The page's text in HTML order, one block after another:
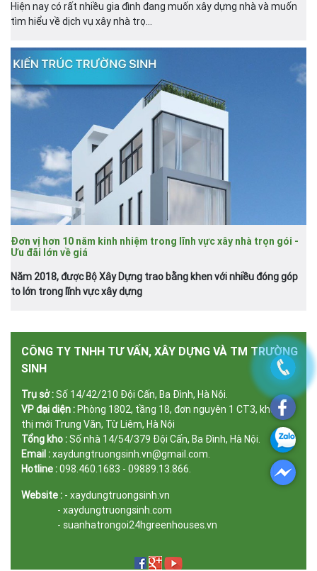
Hiện nay có rất nhiều gia đình đang muốn xây dựng nhà và muốn
tìm hiểu về dịch vụ xây nhà trọ...
Đơn vị hơn 10 năm kinh nhiệm trong lĩnh vực xây nhà trọn gói -
Ưu đãi lớn về giá
Năm 2018, được Bộ Xây Dựng trao bằng khen với nhiều đóng góp
to lớn trong lĩnh vực xây dựng
CÔNG TY TNHH TƯ VẤN, XÂY DỰNG VÀ TM TRƯỜNG
SINH
Trụ sở :Số 14/42/210 Đội Cấn, Ba Đình, Hà Nội.
VP đại diện : Phòng 1802, tầng 18, đơn nguyên 1 CT3, khu đô
thị mới Trung Văn, Từ Liêm, Hà Nội
Tổng kho :Số nhà 14/54/379 Đội Cấn, Ba Đình, Hà Nội.
Email :xaydungtruongsinh.vn@gmail.com.
Hotline :098.460.1683 - 09889.13.866.
Website : - xaydungtruongsinh.vn
- xaydungtruongsinh.com
- suanhatrongoi24hgreenhouses.vn